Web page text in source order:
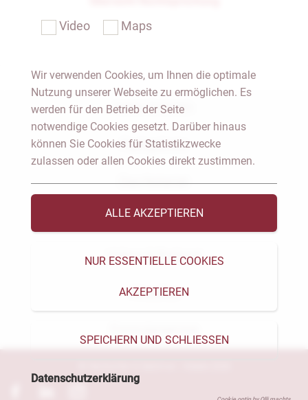
Notar Dresden
Fachgebiete
Das Notariat
Vorträge & Veröffentlichungen
Videos & Podcast
Aktuelles
Video Maps
Wir verwenden Cookies, um Ihnen die optimale
Nutzung unserer Webseite zu ermöglichen. Es
werden für den Betrieb der Seite
notwendige Cookies gesetzt. Darüber hinaus
können Sie Cookies für Statistikzwecke
zulassen oder allen Cookies direkt zustimmen.
ALLE AKZEPTIEREN
NUR ESSENTIELLE COOKIES
AKZEPTIEREN
SPEICHERN UND SCHLIESSEN
Datenschutzerklärung